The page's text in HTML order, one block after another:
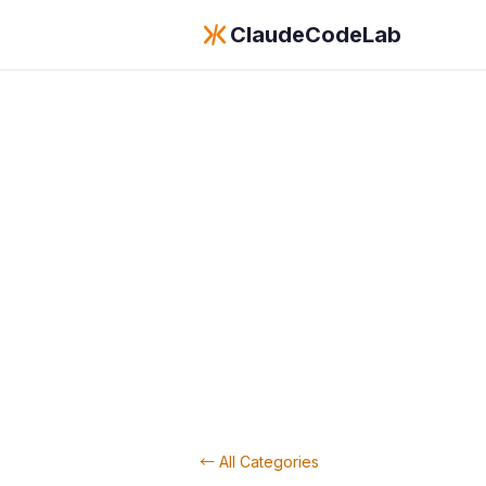
ClaudeCodeLab
← All Categories